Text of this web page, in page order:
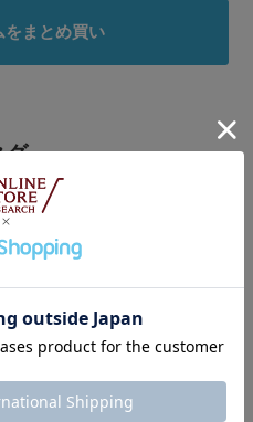
をまとめ買い
グ
#大人ファッション
ョン #初夏のおでかけコーデ
行コーデ #帰省コーデ
着こなし術